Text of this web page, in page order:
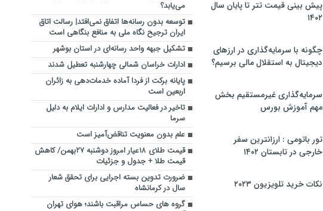
پیش بینی قیمت تتر تا پایان سال
۱۴۰۲
چگونه با سرمایه‌گذاری در ارزهای
دیجیتال به استقلال مالی برسیم؟
سرمایه‌گذاری غیرمستقیم بخش
مهم آموزش بورس
تور باتومی : ارزانترین سفر
خارجی در تابستان ۱۴۰۲
نکات خرید تلویزیون ۲۰۲۳
می‌یابد؟
توسعه بدون رسانه‌ها اتفاق نمی‌افتد| رسالت اتاق
ایران ترجیح نگاه ملی به منافع بنگاهی است
تشکیل جبهه واحد رسانه‌ای در استان بوشهر
ادارات خراسان شمالی چهارشنبه تعطیل شدند
پایانه برکت از فردا آماده خدمات‌دهی به زائران
اربعین است
تاخیر در فعالیت مدارس و ادارات ایلام به دلیل
سرما
علم بدون معنویت تناقض‌آمیز است
قیمت طلای ۱۸عیار امروز دوشنبه ۲۷بهمن/ کاهش
قیمت طلا + جدول و جزئیات
ضرورت تدوین بسته اجرایی برای تحقق شعار
سال در کرمانشاه
گروه های حساس مراقبت باشند؛ هوای تهران